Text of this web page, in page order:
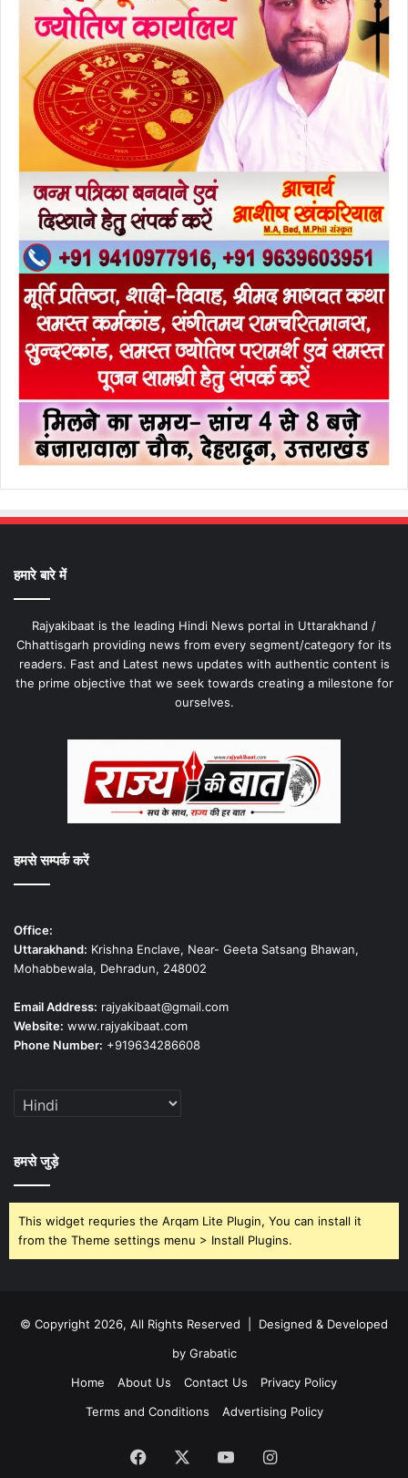
हमारे बारे में
Rajyakibaat is the leading Hindi News portal in Uttarakhand /
Chhattisgarh providing news from every segment/category for its
readers. Fast and Latest news updates with authentic content is
the prime objective that we seek towards creating a milestone for
ourselves.
हमसे सम्पर्क करें
Office:
Uttarakhand: Krishna Enclave, Near- Geeta Satsang Bhawan,
Mohabbewala, Dehradun, 248002
Email Address: rajyakibaat@gmail.com
Website: www.rajyakibaat.com
Phone Number: +919634286608
हमसे जुड़े
This widget requries the Arqam Lite Plugin, You can install it
from the Theme settings menu > Install Plugins.
© Copyright 2026, All Rights Reserved | Designed & Developed
by Grabatic
Home
About Us Contact Us
Privacy Policy
Terms and Conditions
Advertising Policy
Facebook YouTubeInstagram